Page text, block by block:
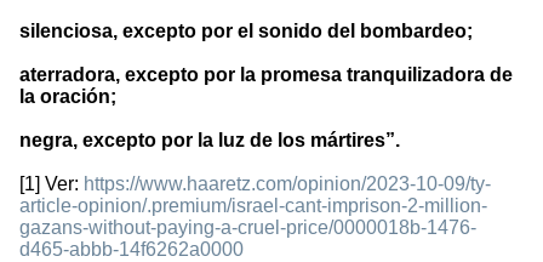
silenciosa, excepto por el sonido del bombardeo;
aterradora, excepto por la promesa tranquilizadora de
la oración;
negra, excepto por la luz de los mártires”.
[1] Ver: https://www.haaretz.com/opinion/2023-10-09/ty-
article-opinion/.premium/israel-cant-imprison-2-million-
gazans-without-paying-a-cruel-price/0000018b-1476-
d465-abbb-14f6262a0000